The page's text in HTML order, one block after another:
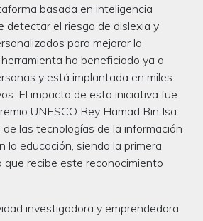
basada en inteligencia
detectar el riesgo de dislexia y
para mejorar la
ha beneficiado ya a
y está implantada en miles
El impacto de esta iniciativa fue
UNESCO Rey Hamad Bin Isa
las tecnologías de la información
la educación, siendo la primera
que recibe este reconocimiento
investigadora y emprendedora,